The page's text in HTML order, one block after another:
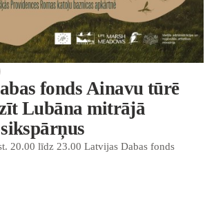
fonds Ainavu tūrē
Lubāna mitrājā
20.00 līdz 23.00 Latvijas Dabas fonds